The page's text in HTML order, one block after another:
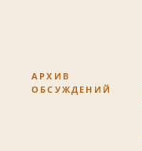
АРХИВ
ОБСУЖДЕНИЙ